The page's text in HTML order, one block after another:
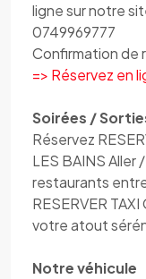
ligne sur notre
0749969777
Confirmation de
=> Réservez en
Soirées /
Réservez
LES BAINS Aller
restaurants
RESERVER
votre atout
Notre véhicule